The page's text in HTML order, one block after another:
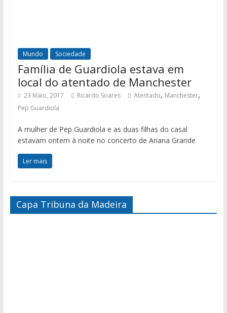
Mundo Sociedade
Família de Guardiola estava em
local do atentado de Manchester
23 Maio, 2017 Ricardo Soares Atentado, Manchester,
Pep Guardiola
A mulher de Pep Guardiola e as duas filhas do casal
estavam ontem à noite no concerto de Ariana Grande
Ler mais
Capa Tribuna da Madeira